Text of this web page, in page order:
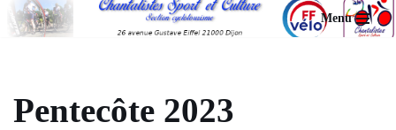
Menu
Pentecôte 2023